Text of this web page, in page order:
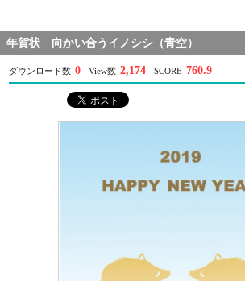
年賀状 向かい合うイノシシ（青空）
ダウンロード数 0 View数 2,174 SCORE 760.9